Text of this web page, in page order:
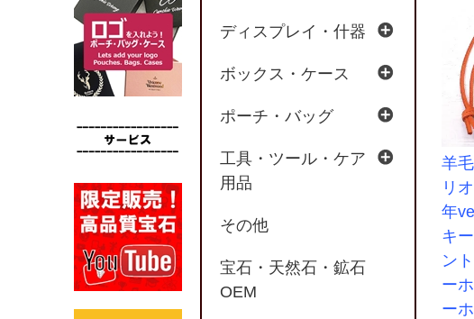
羊
リ
年
キ
ン
ー
ー
ディスプレイ・什器
ボックス・ケース
ポーチ・バッグ
工具・ツール・ケア
用品
その他
宝石・天然石・鉱石
OEM